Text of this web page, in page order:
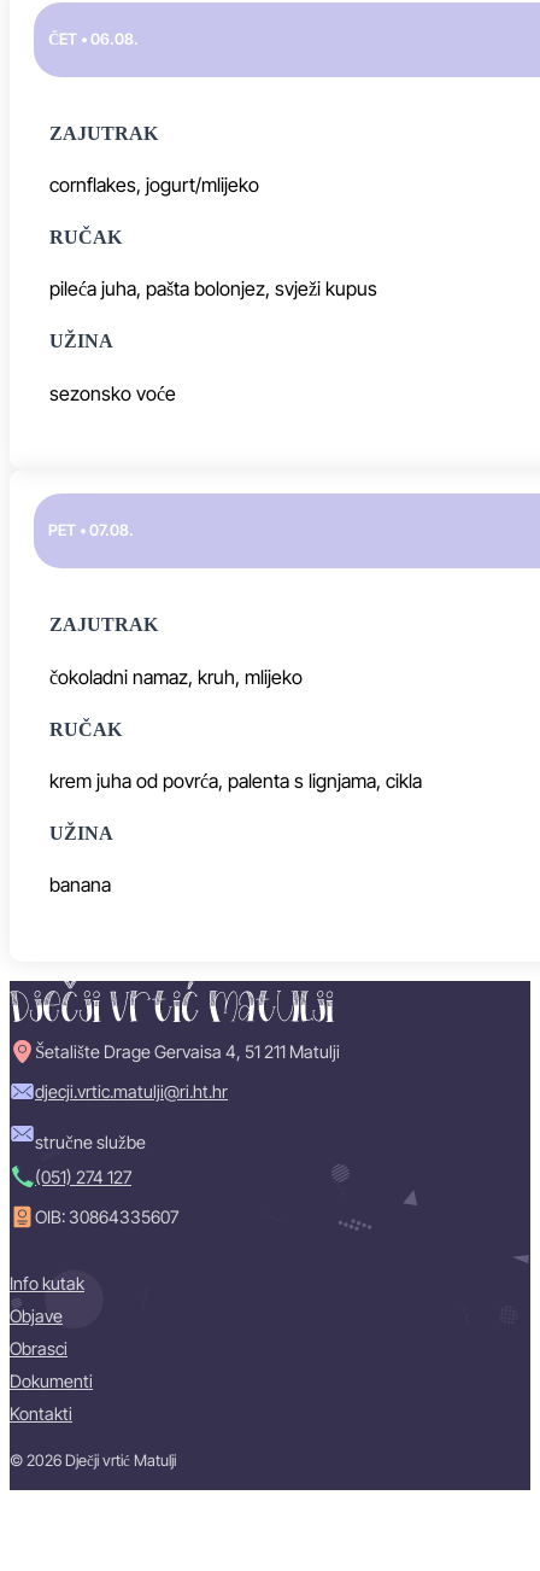
ČET • 06.08.
ZAJUTRAK
cornflakes, jogurt/mlijeko
RUČAK
pileća juha, pašta bolonjez, svježi kupus
UŽINA
sezonsko voće
PET • 07.08.
ZAJUTRAK
čokoladni namaz, kruh, mlijeko
RUČAK
krem juha od povrća, palenta s lignjama, cikla
UŽINA
banana
Šetalište Drage Gervaisa 4, 51 211 Matulji
djecji.vrtic.matulji@ri.ht.hr
stručne službe
(051) 274 127
OIB: 30864335607
Info kutak
Objave
Obrasci
Dokumenti
Kontakti
© 2026 Dječji vrtić Matulji